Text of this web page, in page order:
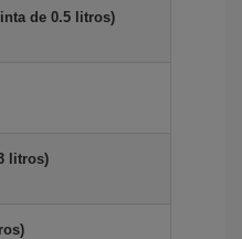
de 0.5 litros)
litros)